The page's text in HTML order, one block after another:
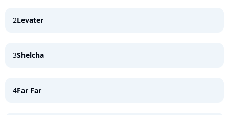
2Levater
3Shelcha
4Far Far